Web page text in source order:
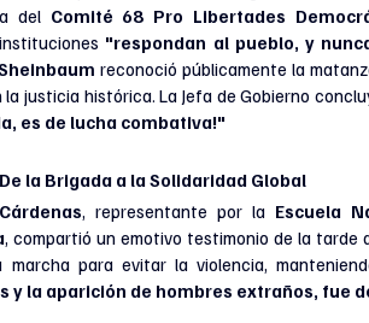
del Comité 68 Pro Libertades
"respondan al pueblo, y
reconoció públicamente la
justicia histórica. La Jefa de Gobierno
es de lucha combativa!"
la Brigada a la Solidaridad Global
, representante por la Escuela
, compartió un emotivo testimonio de la tarde
marcha para evitar la violencia,
y la aparición de hombres extraños, fue